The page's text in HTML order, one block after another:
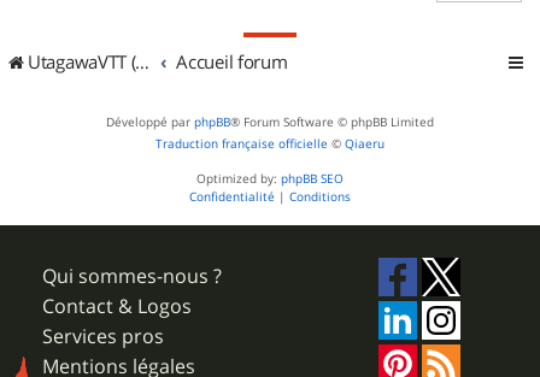
UtagawaVTT (Randos VTT et VTTAE avec traces GPS) Accueil forum
Développé par phpBB® Forum Software © phpBB Limited
Traduction française officielle © Qiaeru
Optimized by: phpBB SEO
Confidentialité | Conditions
Qui sommes-nous ?
Contact & Logos
Services pros
Mentions légales